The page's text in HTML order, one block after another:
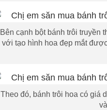
Bên cạnh bột bánh trôi truyền
với tạo hình hoa đẹp mắt
Theo đó, bánh trôi hoa có giá